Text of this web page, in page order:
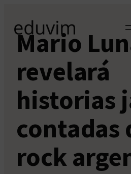
contenido
Mario
revelará
historias
contadas
rock